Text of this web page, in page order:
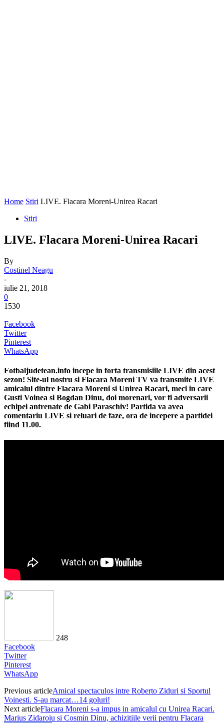
Home Stiri LIVE. Flacara Moreni-Unirea Racari
Stiri
LIVE. Flacara Moreni-Unirea Racari
By
Costinel Neagu
-
iulie 21, 2018
0
1530
Facebook
Twitter
Pinterest
WhatsApp
Fotbaljudetean.info incepe in forta transmisiile LIVE din acest
sezon! Site-ul nostru si Flacara Moreni TV va transmite LIVE
amicalul dintre Flacara Moreni si Unirea Racari, meci in care
Gusti Voinea si Bogdan Dinu, doi morenari, vor fi adversarii
echipei antrenate de Gabi Paraschiv! Partida va avea
comentariu LIVE si reluari de faze, ora de incepere a partidei
fiind 11.00.
248
Facebook
Twitter
Pinterest
WhatsApp
Previous articleAmical spectaculos intre Roberto Ziduri si Sportul
Voinesti. S-au marcat…14 goluri!
Next articleFlacara Moreni s-a impus in amicalul cu Unirea Racari.
Marius Zidaroiu si Cosmin Dinu, achizitiile verii pentru Flacara